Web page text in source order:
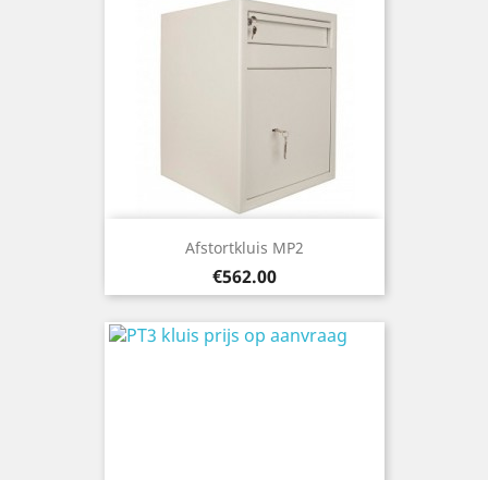
Afstortkluis MP2
Price
€562.00